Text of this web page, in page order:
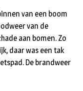
van een boom
van de
aan bomen. Zo
daar was een tak
De brandweer